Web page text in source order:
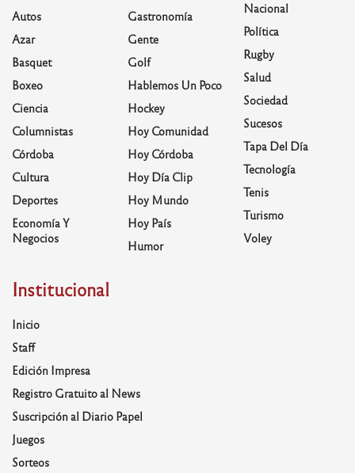
Autos
Azar
Basquet
Boxeo
Ciencia
Columnistas
Córdoba
Cultura
Deportes
Economía Y
Negocios
Gastronomía
Gente
Golf
Hablemos Un Poco
Hockey
Hoy Comunidad
Hoy Córdoba
Hoy Día Clip
Hoy Mundo
Hoy País
Humor
Nacional
Política
Rugby
Salud
Sociedad
Sucesos
Tapa Del Día
Tecnología
Tenis
Turismo
Voley
Institucional
Inicio
Staff
Edición Impresa
Registro Gratuito al News
Suscripción al Diario Papel
Juegos
Sorteos